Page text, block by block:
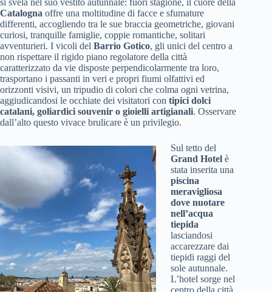
si svela nel suo vestito autunnale: fuori stagione, il cuore della
Catalogna offre una moltitudine di facce e sfumature
differenti, accogliendo tra le sue braccia geometriche, giovani
curiosi, tranquille famiglie, coppie romantiche, solitari
avventurieri. I vicoli del Barrio Gotico, gli unici del centro a
non rispettare il rigido piano regolatore della città
caratterizzato da vie disposte perpendicolarmente tra loro,
trasportano i passanti in veri e propri fiumi olfattivi ed
orizzonti visivi, un tripudio di colori che colma ogni vetrina,
aggiudicandosi le occhiate dei visitatori con tipici dolci
catalani, goliardici souvenir o gioielli artigianali. Osservare
dall’alto questo vivace brulicare è un privilegio.
Sul tetto del
Grand Hotel è
stata inserita una
piscina
meravigliosa
dove nuotare
nell’acqua
tiepida
lasciandosi
accarezzare dai
tiepidi raggi del
sole autunnale.
L’hotel sorge nel
centro della città,